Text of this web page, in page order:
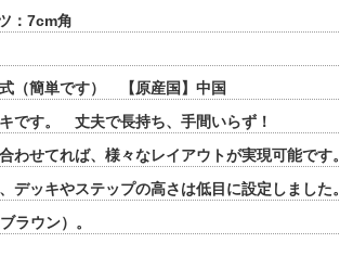
：7cm角
（簡単です） 【原産国】中国
です。 丈夫で長持ち、手間いらず！
せてれば、様々なレイアウトが実現可能です。
ッキやステップの高さは低目に設定しました。
ラウン）。